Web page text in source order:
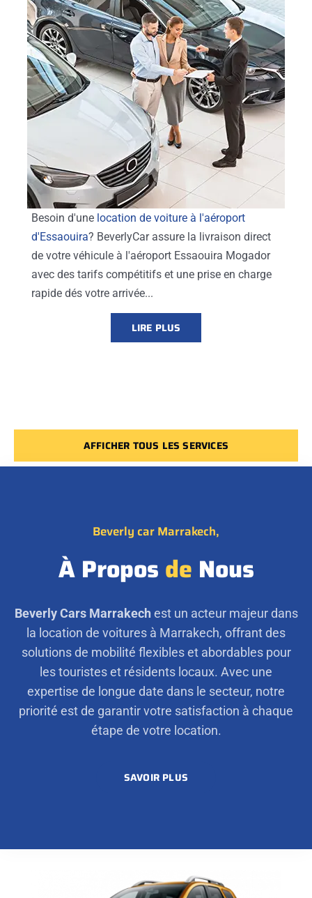
Besoin d'une location de voiture à l'aéroport
d'Essaouira? BeverlyCar assure la livraison direct
de votre véhicule à l'aéroport Essaouira Mogador
avec des tarifs compétitifs et une prise en charge
rapide dés votre arrivée...
LIRE PLUS
AFFICHER TOUS LES SERVICES
Beverly car Marrakech,
À Propos de Nous
Beverly Cars Marrakechest un acteur majeur dans
la location de voitures à Marrakech, offrant des
solutions de mobilité flexibles et abordables pour
les touristes et résidents locaux. Avec une
expertise de longue date dans le secteur, notre
priorité est de garantir votre satisfaction à chaque
étape de votre location.
SAVOIR PLUS